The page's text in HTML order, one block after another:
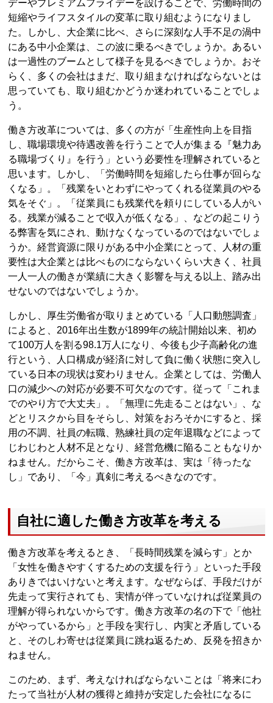
デーやプレミアムフライデーを設けることで、労働時間の
短縮やライフスタイルの変革に取り組むようになりまし
た。しかし、大企業に比べ、さらに深刻な人手不足の渦中
にある中小企業は、この波に乗るべきでしょうか。あるい
は一過性のブームとして様子を見るべきでしょうか。おそ
らく、多くの会社はまだ、取り組まなければならないとは
思っていても、取り組むかどうか迷われていることでしょ
う。
働き方改革については、多くの方が「生産性向上を目指
し、職場環境や待遇改善を行うことで人が集まる『魅力あ
る職場づくり』を行う」という必要性を理解されていると
思います。しかし、「労働時間を短縮したら仕事が回らな
くなる」。「残業をいとわずにやってくれる従業員のやる
気をそぐ」。「従業員にも残業代を頼りにしている人がい
る。残業が減ることで収入が低くなる」、などの起こりう
る弊害を気にされ、動けなくなっているのではないでしょ
うか。経営資源に限りがある中小企業にとって、人材の重
要性は大企業とは比べものにならないくらい大きく、社員
一人一人の働きが業績に大きく影響を与える以上、踏み出
せないのではないでしょうか。
しかし、厚生労働省が取りまとめている「人口動態調査」
によると、2016年出生数が1899年の統計開始以来、初め
て100万人を割る98.1万人になり、今後も少子高齢化の進
行という、人口構成が経済に対して負に働く状態に突入し
ている日本の現状は変わりません。企業としては、労働人
口の減少への対応が必要不可欠なのです。従って「これま
でのやり方で大丈夫」。「無理に先走ることはない」、な
どとリスクから目をそらし、対策をおろそかにすると、採
用の不調、社員の転職、熟練社員の定年退職などによって
じわじわと人材不足となり、経営危機に陥ることもなりか
ねません。だからこそ、働き方改革は、実は「待ったな
し」であり、「今」真剣に考えるべきなのです。
自社に適した働き方改革を考える
働き方改革を考えるとき、「長時間残業を減らす」とか
「女性を働きやすくするための支援を行う」といった手段
ありきではいけないと考えます。なぜならば、手段だけが
先走って実行されても、実情が伴っていなければ従業員の
理解が得られないからです。働き方改革の名の下で「他社
がやっているから」と手段を実行し、内実と矛盾している
と、そのしわ寄せは従業員に跳ね返るため、反発を招きか
ねません。
このため、まず、考えなければならないことは「将来にわ
たって当社が人材の獲得と維持が安定した会社になるに